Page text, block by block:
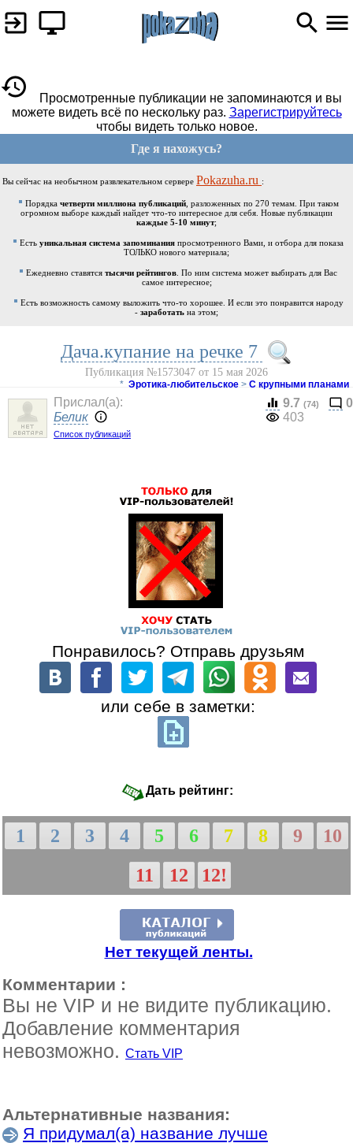
Просмотренные публикации не запоминаются и вы
можете видеть всё по нескольку раз. Зарегистрируйтесь
чтобы видеть только новое.
Где я нахожусь?
Вы сейчас на необычном развлекательном сервере Pokazuha.ru :
Порядка четверти миллиона публикаций, разложенных по 270 темам. При таком
огромном выборе каждый найдет что-то интересное для себя. Новые публикации
каждые 5-10 минут;
Есть уникальная система запоминания просмотренного Вами, и отбора для показа
ТОЛЬКО нового материала;
Ежедневно ставятся тысячи рейтингов . По ним система может выбирать для Вас
самое интересное;
Есть возможность самому выложить что-то хорошее. И если это понравится народу
- заработать на этом;
Дача.купание на речке 7
Публикация №1573047 от 15 мая 2026
* Эротика-любительское > С крупными планами
Прислал(a):
Белик
Список публикаций
9.7 (74)
0
403
Понравилось? Отправь друзьям
или себе в заметки:
Дать рейтинг:
1 2 3 4 5 6 7 8 9
10
11
12 12!
Нет текущей ленты.
Комментарии :
Вы не VIP и не видите публикацию.
Добавление комментария
невозможно. Стать VIP
Альтернативные названия:
Я придумал(а) название лучше